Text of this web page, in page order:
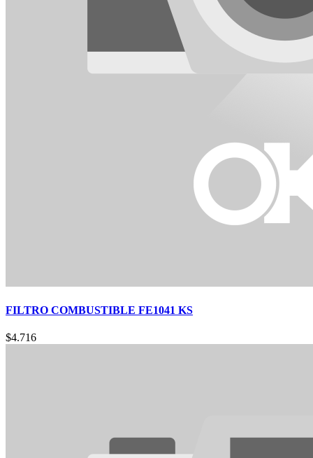
FILTRO COMBUSTIBLE FE1041 KS
$4.716